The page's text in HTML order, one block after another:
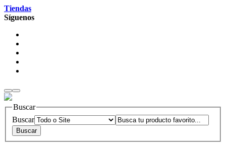
Tiendas
Síguenos
Buscar
Buscar